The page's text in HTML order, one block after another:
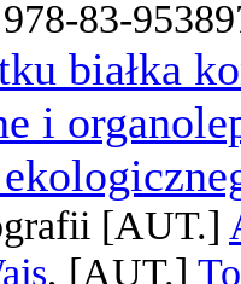
83-
białka
i
[AUT.]
, [AUT.]